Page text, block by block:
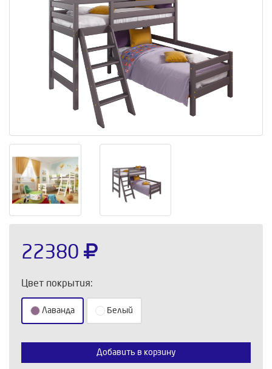
22380
Цвет покрытия:
Лаванда Белый
Выберите количество:
Добавить в корзину